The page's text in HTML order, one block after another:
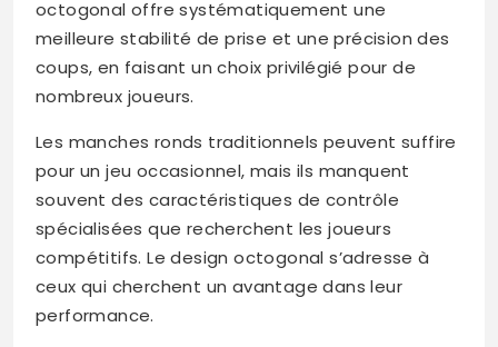
octogonal offre systématiquement une
meilleure stabilité de prise et une précision des
coups, en faisant un choix privilégié pour de
nombreux joueurs.
Les manches ronds traditionnels peuvent suffire
pour un jeu occasionnel, mais ils manquent
souvent des caractéristiques de contrôle
spécialisées que recherchent les joueurs
compétitifs. Le design octogonal s’adresse à
ceux qui cherchent un avantage dans leur
performance.